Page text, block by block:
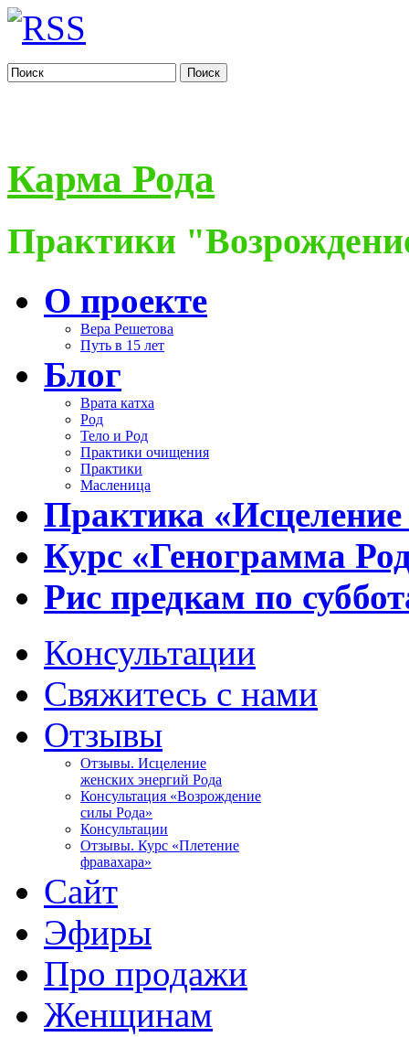
Поиск
Карма Рода
Практики
О проекте
Вера Решетова
Путь в 15 лет
Блог
Врата катха
Род
Тело и Род
Практики очищения
Практики
Масленица
Практика
Курс «Генограмма
Рис предкам по
Консультации
Свяжитесь с нами
Отзывы
Отзывы. Исцеление
женских энергий Рода
Консультация «Возрождение
силы Рода»
Консультации
Отзывы. Курс «Плетение
фравахара»
Сайт
Эфиры
Про продажи
Женщинам